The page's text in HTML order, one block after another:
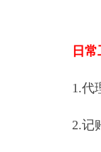
日
1.代
2.记